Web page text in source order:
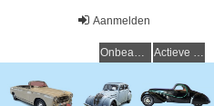
Aanmelden
Onbeantwoorde onderwerpen Actieve onderwerpen